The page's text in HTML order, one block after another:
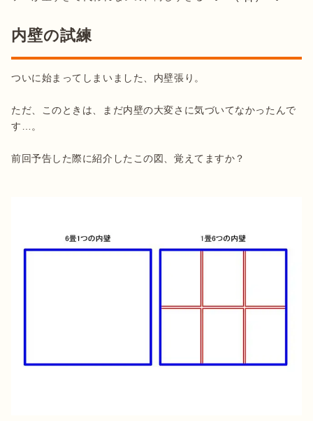
内壁の試練
ついに始まってしまいました、内壁張り。
ただ、このときは、まだ内壁の大変さに気づいてなかったんで
す…。
前回予告した際に紹介したこの図、覚えてますか？